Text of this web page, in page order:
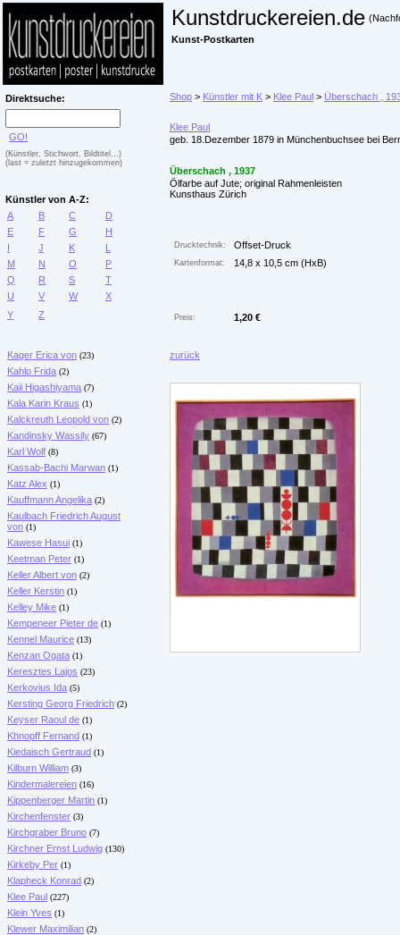
Kunstdruckereien.de
Kunst-Postkarten
Direktsuche:
GO!
(Künstler, Stichwort, Bildtitel...)
(last = zuletzt hinzugekommen)
Künstler von A-Z:
A
B C
D
E
F G
H
I
J K
L
M
N O
P
Q
R S
T
U
V W
X
Y
Z
Kager Erica von (23)
Kahlo Frida (2)
Kaii Higashiyama (7)
Kala Karin Kraus (1)
Kalckreuth Leopold von (2)
Kandinsky Wassily (67)
Karl Wolf (8)
Kassab-Bachi Marwan (1)
Katz Alex (1)
Kauffmann Angelika (2)
Kaulbach Friedrich August
von (1)
Kawese Hasui (1)
Keetman Peter (1)
Keller Albert von (2)
Keller Kerstin (1)
Kelley Mike (1)
Kempeneer Pieter de (1)
Kennel Maurice (13)
Kenzan Ogata (1)
Keresztes Lajos (23)
Kerkovius Ida (5)
Kersting Georg Friedrich (2)
Keyser Raoul de (1)
Khnopff Fernand (1)
Kiedaisch Gertraud (1)
Kilburn William (3)
Kindermalereien (16)
Kippenberger Martin (1)
Kirchenfenster (3)
Kirchgraber Bruno (7)
Kirchner Ernst Ludwig (130)
Kirkeby Per (1)
Klapheck Konrad (2)
Klee Paul (227)
Klein Yves (1)
Klewer Maximilian (2)
Shop > Künstler mit K > Klee Paul > Überschach ,
Klee Paul
geb. 18.Dezember 1879 in Münchenbuchsee bei
Überschach , 1937
Ölfarbe auf Jute; original Rahmenleisten
Kunsthaus Zürich
Drucktechnik: Offset-Druck
Kartenformat: 14,8 x 10,5 cm (HxB)
Preis: 1,20 €
zurück